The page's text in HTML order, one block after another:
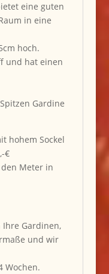
eine guten
in eine
hoch.
und hat einen
Gardine
hohem Sockel
€
Meter in
Gardinen,
und wir
Wochen.